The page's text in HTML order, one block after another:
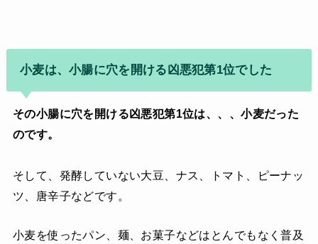
小麦は、小腸に穴を開ける凶悪犯第1位でした
その小腸に穴を開ける凶悪犯第1位は、、、小麦だった
のです。
そして、発酵していない大豆、ナス、トマト、ピーナッ
ツ、唐辛子などです。
小麦を使ったパン、麺、お菓子などはとんでもなく普及